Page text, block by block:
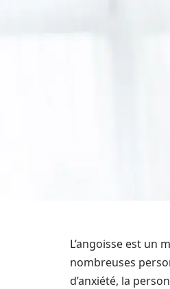
L’angoisse est un
nombreuses
d’anxiété, la